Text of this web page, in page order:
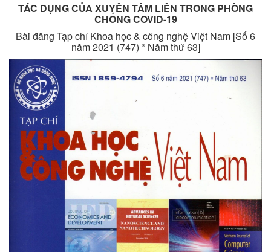
TÁC DỤNG CỦA XUYÊN TÂM LIÊN TRONG PHÒNG
CHỐNG COVID-19
Bài đăng Tạp chí Khoa học & công nghệ Việt Nam [Số 6
năm 2021 (747) * Năm thứ 63]